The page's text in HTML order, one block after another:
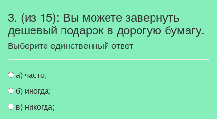
3. (из 15): Вы можете завернуть
дешевый подарок в дорогую бумагу.
Выберите единственный ответ
а) часто;
б) иногда;
в) никогда;